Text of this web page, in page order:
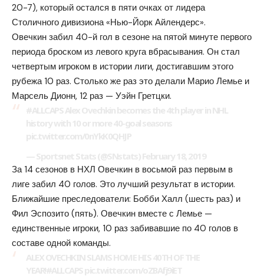
20-7), который остался в пяти очках от лидера
Столичного дивизиона «Нью-Йорк Айлендерс».
Овечкин забил 40-й гол в сезоне на пятой минуте первого
периода броском из левого круга вбрасывания. Он стал
четвертым игроком в истории лиги, достигавшим этого
рубежа 10 раз. Столько же раз это делали Марио Лемье и
Марсель Дионн, 12 раз — Уэйн Гретцки.
За 14 сезонов в НХЛ Овечкин в восьмой раз первым в
лиге забил 40 голов. Это лучший результат в истории.
Ближайшие преследователи: Бобби Халл (шесть раз) и
Фил Эспозито (пять). Овечкин вместе с Лемье —
единственные игроки, 10 раз забивавшие по 40 голов в
составе одной команды.